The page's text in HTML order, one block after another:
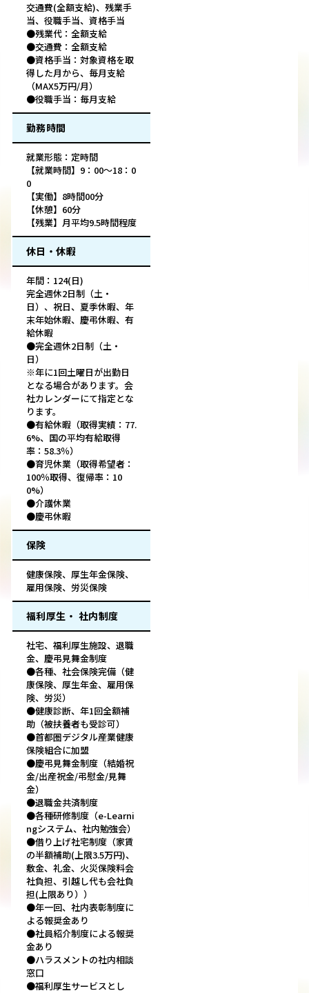
交通費(全額支給)、残業手
当、役職手当、資格手当
●残業代：全額支給
●交通費：全額支給
●資格手当：対象資格を取
得した月から、毎月支給
（MAX5万円/月）
●役職手当：毎月支給
勤務時間
就業形態：定時間
【就業時間】9：00～18：0
0
【実働】8時間00分
【休憩】60分
【残業】月平均9.5時間程度
休日・休暇
年間：124(日)
完全週休2日制（土・
日）、祝日、夏季休暇、年
末年始休暇、慶弔休暇、有
給休暇
●完全週休2日制（土・
日）
※年に1回土曜日が出勤日
となる場合があります。会
社カレンダーにて指定とな
ります。
●有給休暇（取得実績：77.
6%、国の平均有給取得
率：58.3％）
●育児休業（取得希望者：
100％取得、復帰率：10
0%）
●介護休業
●慶弔休暇
保険
健康保険、厚生年金保険、
雇用保険、労災保険
福利厚生・ 社内制度
社宅、福利厚生施設、退職
金、慶弔見舞金制度
●各種、社会保険完備（健
康保険、厚生年金、雇用保
険、労災）
●健康診断、年1回全額補
助（被扶養者も受診可）
●首都圏デジタル産業健康
保険組合に加盟
●慶弔見舞金制度（結婚祝
金/出産祝金/弔慰金/見舞
金）
●退職金共済制度
●各種研修制度（e-Learni
ngシステム、社内勉強会）
●借り上げ社宅制度（家賃
の半額補助(上限3.5万円)、
敷金、礼金、火災保険料会
社負担、引越し代も会社負
担(上限あり））
●年一回、社内表彰制度に
よる報奨金あり
●社員紹介制度による報奨
金あり
●ハラスメントの社内相談
窓口
●福利厚生サービスとし